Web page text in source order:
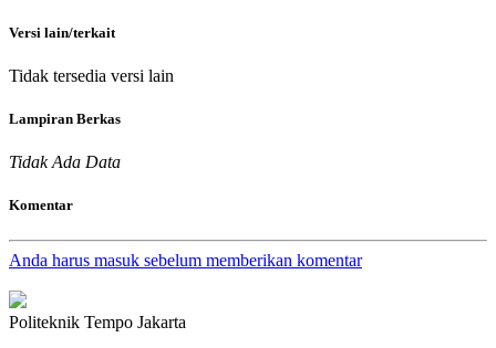
Versi lain/terkait
Tidak tersedia versi lain
Lampiran Berkas
Tidak Ada Data
Komentar
Anda harus masuk sebelum memberikan komentar
Politeknik Tempo Jakarta